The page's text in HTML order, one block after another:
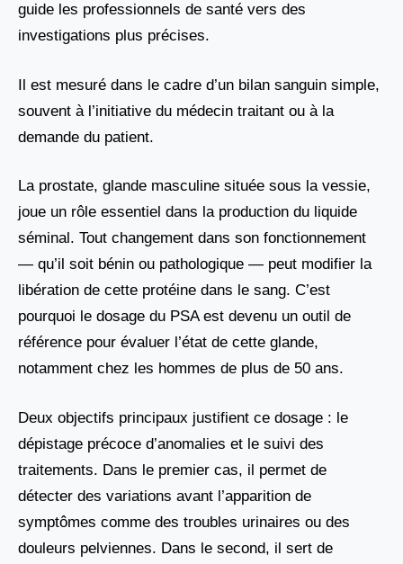
guide les professionnels de santé vers des
investigations plus précises.
Il est mesuré dans le cadre d’un bilan sanguin simple,
souvent à l’initiative du médecin traitant ou à la
demande du patient.
La prostate, glande masculine située sous la vessie,
joue un rôle essentiel dans la production du liquide
séminal. Tout changement dans son fonctionnement
— qu’il soit bénin ou pathologique — peut modifier la
libération de cette protéine dans le sang. C’est
pourquoi le dosage du PSA est devenu un outil de
référence pour évaluer l’état de cette glande,
notamment chez les hommes de plus de 50 ans.
Deux objectifs principaux justifient ce dosage : le
dépistage précoce d’anomalies et le suivi des
traitements. Dans le premier cas, il permet de
détecter des variations avant l’apparition de
symptômes comme des troubles urinaires ou des
douleurs pelviennes. Dans le second, il sert de